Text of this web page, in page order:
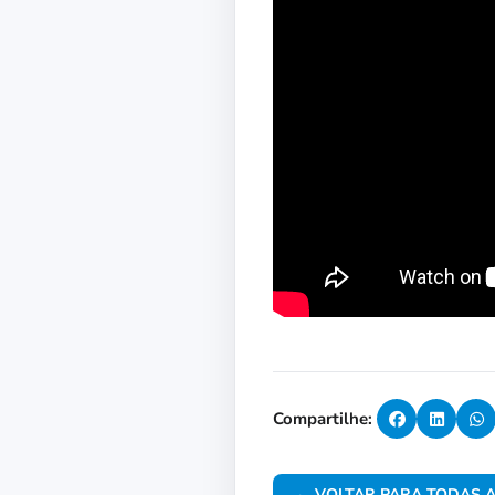
Compartilhe: